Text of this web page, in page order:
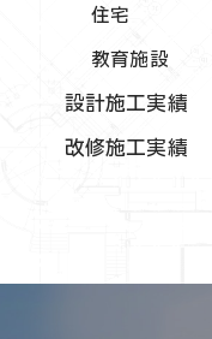
住宅
教育施設
設計施工実績
改修施工実績